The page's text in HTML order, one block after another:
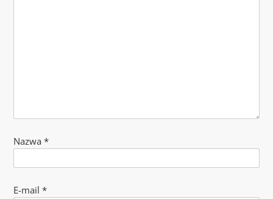
Nazwa *
E-mail *